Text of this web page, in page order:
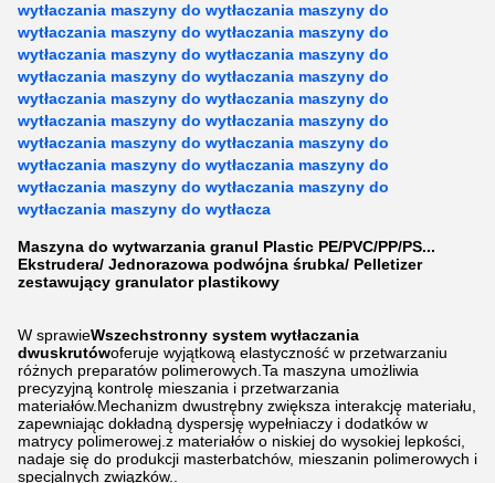
wytłaczania maszyny do wytłaczania maszyny do
wytłaczania maszyny do wytłaczania maszyny do
wytłaczania maszyny do wytłaczania maszyny do
wytłaczania maszyny do wytłaczania maszyny do
wytłaczania maszyny do wytłaczania maszyny do
wytłaczania maszyny do wytłaczania maszyny do
wytłaczania maszyny do wytłaczania maszyny do
wytłaczania maszyny do wytłaczania maszyny do
wytłaczania maszyny do wytłaczania maszyny do
wytłaczania maszyny do wytłacza
Maszyna do wytwarzania granul Plastic PE/PVC/PP/PS...
Ekstrudera/ Jednorazowa podwójna śrubka/ Pelletizer
zestawujący granulator plastikowy
W sprawieWszechstronny system wytłaczania
dwuskrutówoferuje wyjątkową elastyczność w przetwarzaniu
różnych preparatów polimerowych.Ta maszyna umożliwia
precyzyjną kontrolę mieszania i przetwarzania
materiałów.Mechanizm dwustrębny zwiększa interakcję materiału,
zapewniając dokładną dyspersję wypełniaczy i dodatków w
matrycy polimerowej.z materiałów o niskiej do wysokiej lepkości,
nadaje się do produkcji masterbatchów, mieszanin polimerowych i
specjalnych związków..